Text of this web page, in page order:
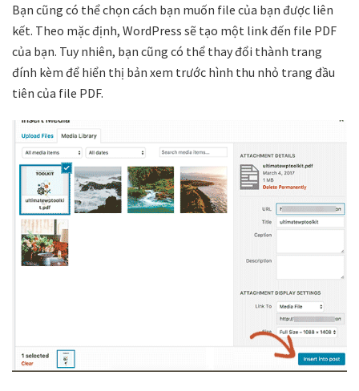
Bạn cũng có thể chọn cách bạn muốn file của bạn được liên
kết. Theo mặc định, WordPress sẽ tạo một link đến file PDF
của bạn. Tuy nhiên, bạn cũng có thể thay đổi thành trang
đính kèm để hiển thị bản xem trước hình thu nhỏ trang đầu
tiên của file PDF.